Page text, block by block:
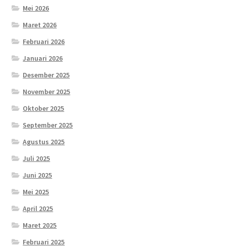
Mei 2026
Maret 2026
Februari 2026
Januari 2026
Desember 2025
November 2025
Oktober 2025
September 2025
Agustus 2025
Juli 2025
Juni 2025
Mei 2025
April 2025
Maret 2025
Februari 2025